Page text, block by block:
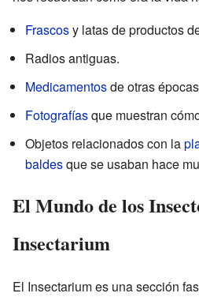
Frascosy latas de productos
Radios antiguas.
Medicamentosde otras
Fotografíasque muestran
Objetos relacionados con la
baldesque se usaban hace
El Mundo de los
Insectarium
El Insectarium es una sección